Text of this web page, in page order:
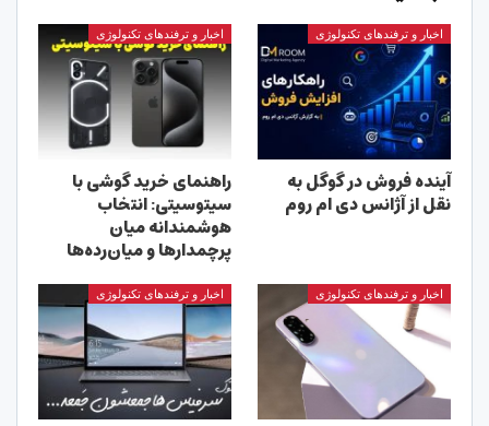
اخبار و ترفندهای تکنولوژی
آینده فروش در گوگل به
نقل از آژانس دی ام روم
اخبار و ترفندهای تکنولوژی
راهنمای خرید گوشی با
سیتوسیتی: انتخاب
هوشمندانه میان
پرچمدارها و میان‌رده‌ها
اخبار و ترفندهای تکنولوژی اخبار و ترفندهای تکنولوژی